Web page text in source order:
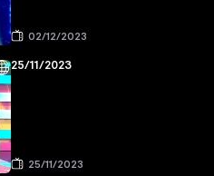
02/12/2023
25/11/2023
25/11/2023